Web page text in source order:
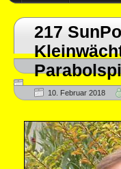
217
10. Februar 2018